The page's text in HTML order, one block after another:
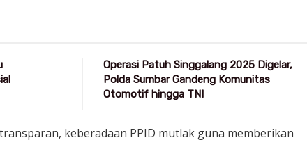
Operasi Patuh Singgalang 2025 Digelar,
Polda Sumbar Gandeng Komunitas
Otomotif hingga TNI
keberadaan PPID mutlak guna memberikan